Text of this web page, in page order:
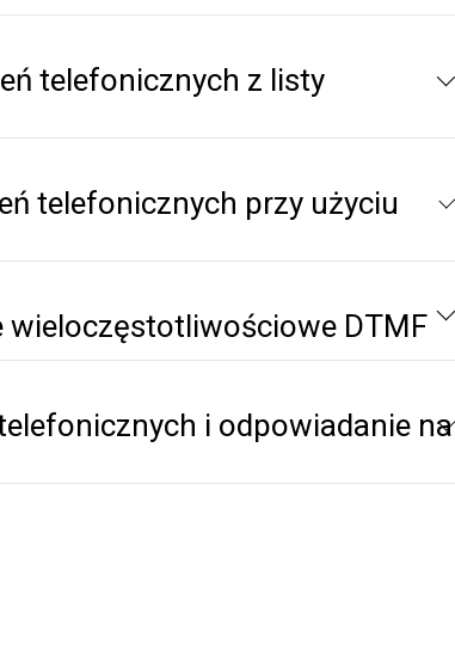
telefonicznych z listy
telefonicznych przy użyciu
wieloczęstotliwościowe DTMF
i odpowiadanie na